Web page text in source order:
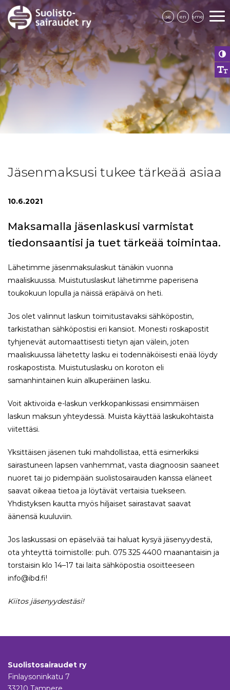
se en sme
Jäsenmaksusi tukee tärkeää asiaa
10.6.2021
Maksamalla jäsenlaskusi varmistat
tiedonsaantisi ja tuet tärkeää toimintaa.
Lähetimme jäsenmaksulaskut tänäkin vuonna
maaliskuussa. Muistutuslaskut lähetimme paperisena
toukokuun lopulla ja näissä eräpäivä on heti.
Jos olet valinnut laskun toimitustavaksi sähköpostin,
tarkistathan sähköpostisi eri kansiot. Monesti roskapostit
tyhjenevät automaattisesti tietyn ajan välein, joten
maaliskuussa lähetetty lasku ei todennäköisesti enää löydy
roskapostista. Muistutuslasku on koroton eli
samanhintainen kuin alkuperäinen lasku.
Voit aktivoida e-laskun verkkopankissasi ensimmäisen
laskun maksun yhteydessä. Muista käyttää laskukohtaista
viitettäsi.
Yksittäisen jäsenen tuki mahdollistaa, että esimerkiksi
sairastuneen lapsen vanhemmat, vasta diagnoosin saaneet
nuoret tai jo pidempään suolistosairauden kanssa eläneet
saavat oikeaa tietoa ja löytävät vertaisia tuekseen.
Yhdistyksen kautta myös hiljaiset sairastavat saavat
äänensä kuuluviin.
Jos laskussasi on epäselvää tai haluat kysyä jäsenyydestä,
ota yhteyttä toimistolle: puh. 075 325 4400 maanantaisin ja
torstaisin klo 14–17 tai laita sähköpostia osoitteeseen
info@ibd.fi!
Kiitos jäsenyydestäsi!
Suolistosairaudet ry
Finlaysoninkatu 7